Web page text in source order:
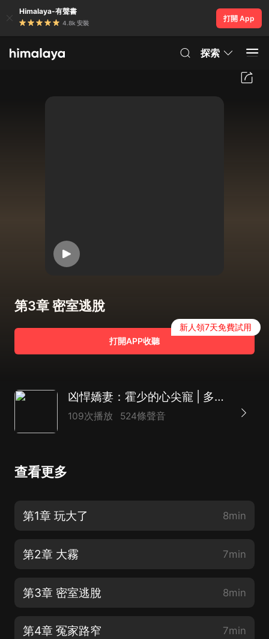
Himalaya-有聲書
4.8k 安裝
打開 App
探索
第3章 密室逃脫
打開APP收聽
新人領7天免費試用
凶悍嬌妻：霍少的心尖寵 | 多人有聲劇
109次播放 524條聲音
查看更多
第1章 玩大了 8min
第2章 大霧 7min
第3章 密室逃脫 8min
第4章 冤家路窄 7min